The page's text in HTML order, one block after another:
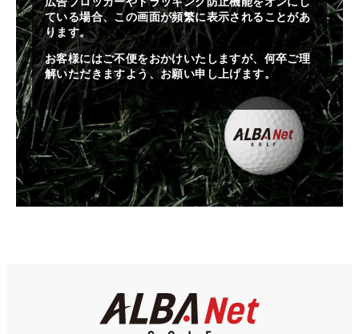
ている場合、この画面が頻繁に表示されることがあ
ります。
お客様にはご不便をおかけいたしますが、何卒ご理
解いただきますよう、お願い申し上げます。